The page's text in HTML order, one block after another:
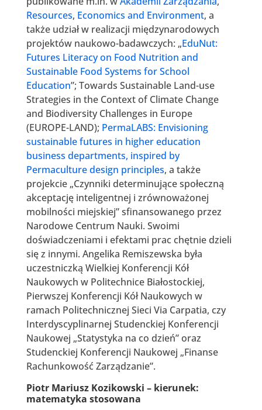
Resources, Economics and Environment, a
także udział w realizacji międzynarodowych
projektów naukowo-badawczych: „EduNut:
Futures Literacy on Food Nutrition and
Sustainable Food Systems for School
Education”; Towards Sustainable Land-use
Strategies in the Context of Climate Change
and Biodiversity Challenges in Europe
(EUROPE-LAND); PermaLABS: Envisioning
sustainable futures in higher education
business departments, inspired by
Permaculture design principles, a także
projekcie „Czynniki determinujące społeczną
akceptację inteligentnej i zrównoważonej
mobilności miejskiej” sfinansowanego przez
Narodowe Centrum Nauki. Swoimi
doświadczeniami i efektami prac chętnie dzieli
się z innymi. Angelika Remiszewska była
uczestniczką Wielkiej Konferencji Kół
Naukowych w Politechnice Białostockiej,
Pierwszej Konferencji Kół Naukowych w
ramach Politechnicznej Sieci Via Carpatia, czy
Interdyscyplinarnej Studenckiej Konferencji
Naukowej „Statystyka na co dzień” oraz
Studenckiej Konferencji Naukowej „Finanse
Rachunkowość Zarządzanie”.
Piotr Mariusz Kozikowski – kierunek:
matematyka stosowana